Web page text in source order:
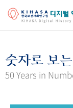
걸어온 길 기관
숫자로 보
50 Years in